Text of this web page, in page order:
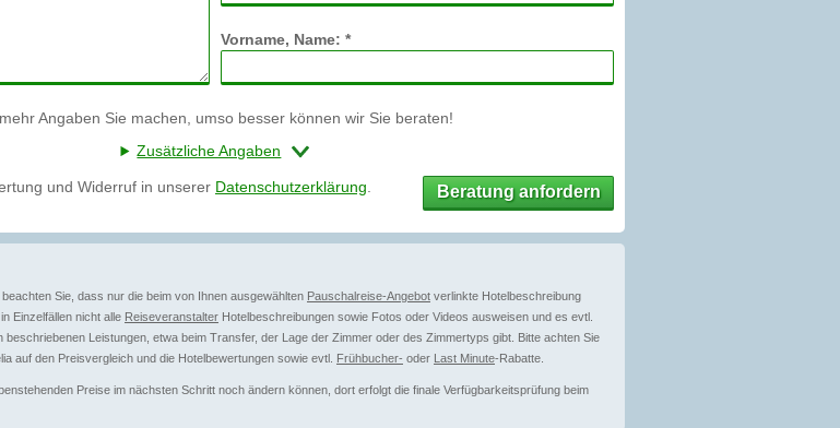
Vorname, Name: *
Angaben Sie machen, umso besser können wir Sie beraten!
Zusätzliche Angaben
und Widerruf in unserer Datenschutzerklärung Beratung anfordern
Sie, dass nur die beim von Ihnen ausgewählten Pauschalreise-Angebot verlinkte Hotelbeschreibung
Einzelfällen nicht alle Reiseveranstalter Hotelbeschreibungen sowie Fotos oder Videos ausweisen und es evtl.
beschriebenen Leistungen, etwa beim Transfer, der Lage der Zimmer oder des Zimmertyps gibt. Bitte achten Sie
auf den Preisvergleich und die Hotelbewertungen sowie evtl. Frühbucher- oder Last Minute-Rabatte.
Preise im nächsten Schritt noch ändern können, dort erfolgt die finale Verfügbarkeitsprüfung beim